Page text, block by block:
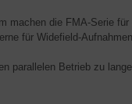
die FMA-Serie
für Widefield-
parallelen Betrieb zu